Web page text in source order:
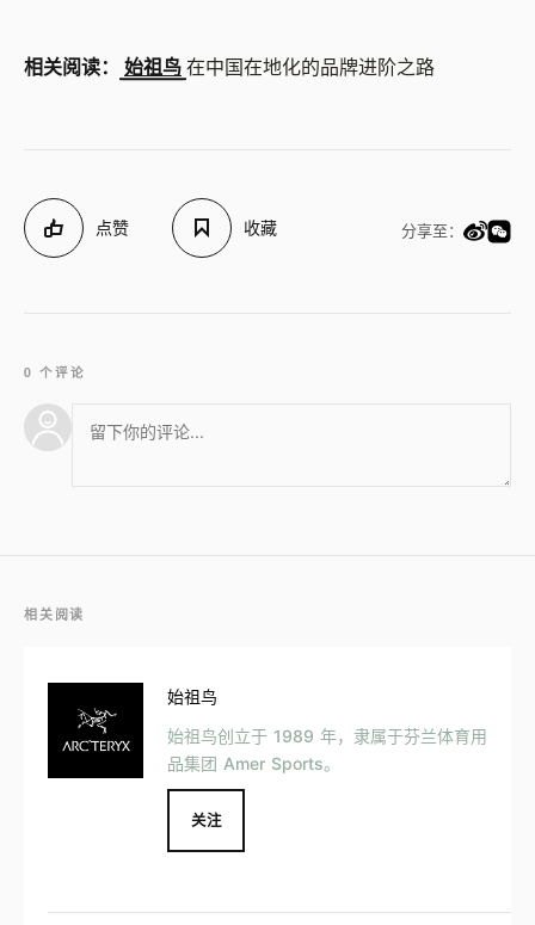
相关阅读： 始祖鸟 在中国在地化的品牌进阶之路
点赞 收藏 分享至：
0 个评论
相关阅读
始祖鸟
始祖鸟创立于 1989 年，隶属于芬兰体育用
品集团 Amer Sports。
关注